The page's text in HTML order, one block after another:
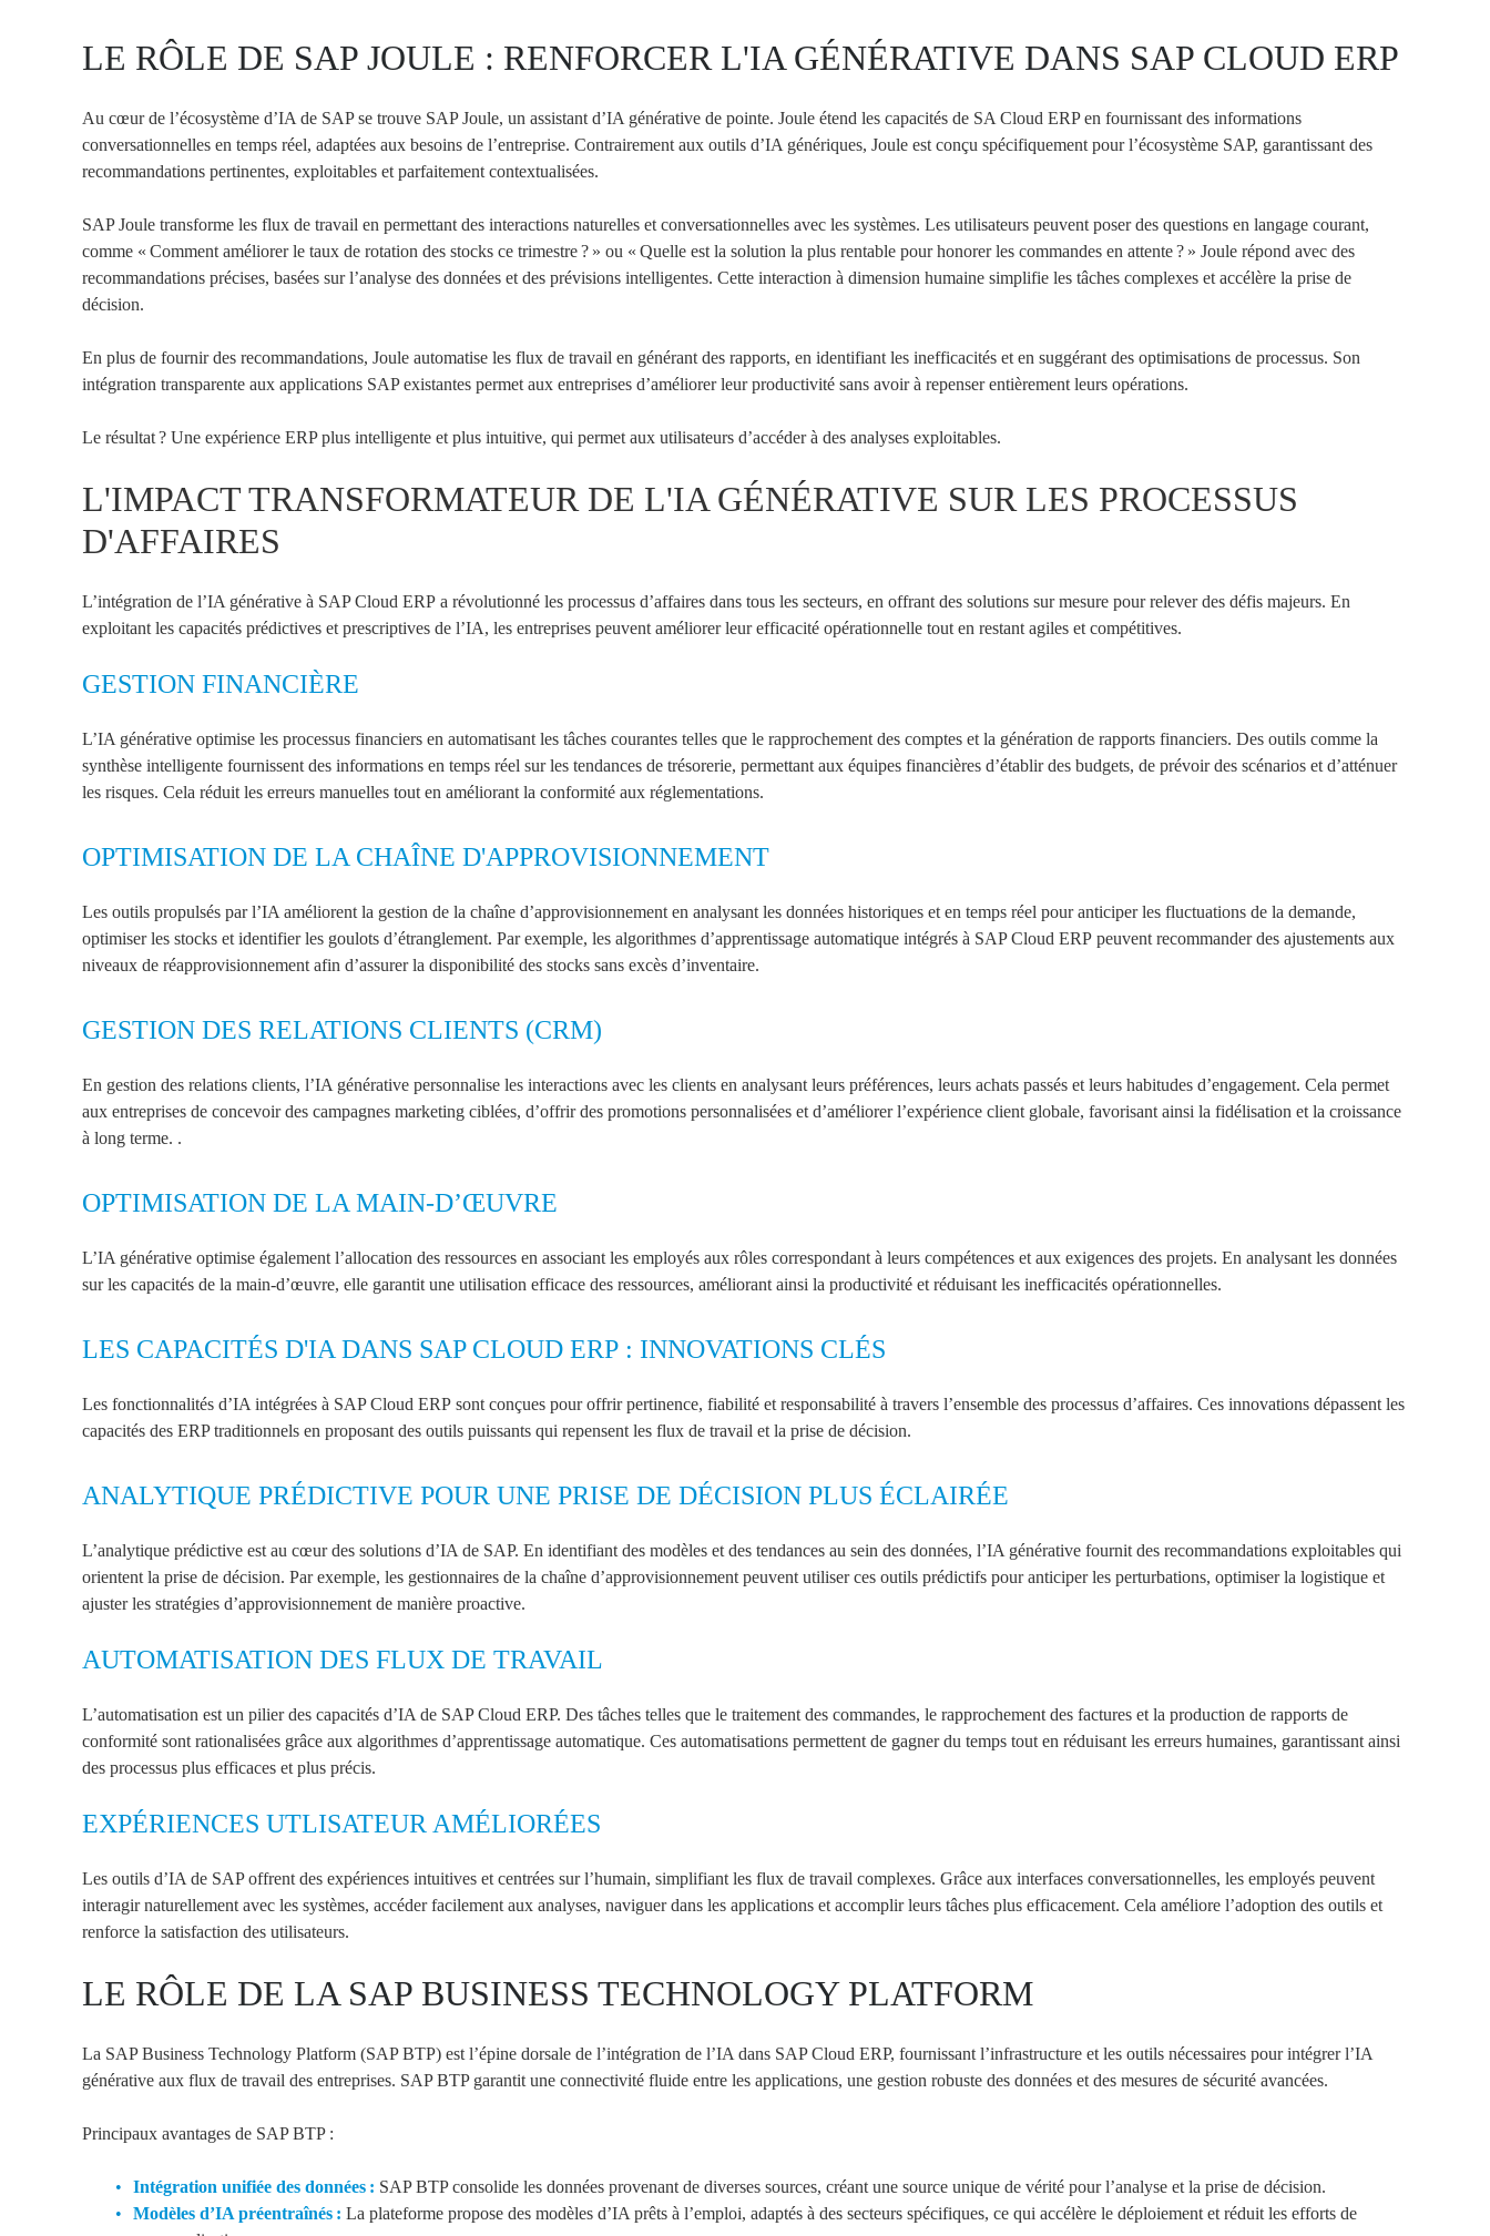
LE RÔLE DE SAP JOULE : RENFORCER L'IA GÉNÉRATIVE DANS SAP CLOUD ERP
Au cœur de l’écosystème d’IA de SAP se trouve SAP Joule, un assistant d’IA générative de pointe. Joule étend les capacités de SA Cloud ERP en fournissant des informations
conversationnelles en temps réel, adaptées aux besoins de l’entreprise. Contrairement aux outils d’IA génériques, Joule est conçu spécifiquement pour l’écosystème SAP, garantissant des
recommandations pertinentes, exploitables et parfaitement contextualisées.
SAP Joule transforme les flux de travail en permettant des interactions naturelles et conversationnelles avec les systèmes. Les utilisateurs peuvent poser des questions en langage courant,
comme « Comment améliorer le taux de rotation des stocks ce trimestre ? » ou « Quelle est la solution la plus rentable pour honorer les commandes en attente ? » Joule répond avec des
recommandations précises, basées sur l’analyse des données et des prévisions intelligentes. Cette interaction à dimension humaine simplifie les tâches complexes et accélère la prise de
décision.
En plus de fournir des recommandations, Joule automatise les flux de travail en générant des rapports, en identifiant les inefficacités et en suggérant des optimisations de processus. Son
intégration transparente aux applications SAP existantes permet aux entreprises d’améliorer leur productivité sans avoir à repenser entièrement leurs opérations.
Le résultat ? Une expérience ERP plus intelligente et plus intuitive, qui permet aux utilisateurs d’accéder à des analyses exploitables.
L'IMPACT TRANSFORMATEUR DE L'IA GÉNÉRATIVE SUR LES PROCESSUS
D'AFFAIRES
L’intégration de l’IA générative à SAPCloud ERP a révolutionné les processus d’affaires dans tous les secteurs, en offrant des solutions sur mesure pour relever des défis majeurs. En
exploitant les capacités prédictives et prescriptives de l’IA, les entreprises peuvent améliorer leur efficacité opérationnelle tout en restant agiles et compétitives.
GESTION FINANCIÈRE
L’IA générative optimise les processus financiers en automatisant les tâches courantes telles que le rapprochement des comptes et la génération de rapports financiers. Des outils comme la
synthèse intelligente fournissent des informations en temps réel sur les tendances de trésorerie, permettant aux équipes financières d’établir des budgets, de prévoir des scénarios et d’atténuer
les risques. Cela réduit les erreurs manuelles tout en améliorant la conformité aux réglementations.
OPTIMISATION DE LA CHAÎNE D'APPROVISIONNEMENT
Les outils propulsés par l’IA améliorent la gestion de la chaîne d’approvisionnement en analysant les données historiques et en temps réel pour anticiper les fluctuations de la demande,
optimiser les stocks et identifier les goulots d’étranglement. Par exemple, les algorithmes d’apprentissage automatique intégrés à SAPCloud ERP peuvent recommander des ajustements aux
niveaux de réapprovisionnement afin d’assurer la disponibilité des stocks sans excès d’inventaire.
GESTION DES RELATIONS CLIENTS (CRM)
En gestion des relations clients, l’IA générative personnalise les interactions avec les clients en analysant leurs préférences, leurs achats passés et leurs habitudes d’engagement. Cela permet
aux entreprises de concevoir des campagnes marketing ciblées, d’offrir des promotions personnalisées et d’améliorer l’expérience client globale, favorisant ainsi la fidélisation et la croissance
à long terme. .
OPTIMISATION DE LA MAIN-D’ŒUVRE
L’IA générative optimise également l’allocation des ressources en associant les employés aux rôles correspondant à leurs compétences et aux exigences des projets. En analysant les données
sur les capacités de la main-d’œuvre, elle garantit une utilisation efficace des ressources, améliorant ainsi la productivité et réduisant les inefficacités opérationnelles.
LES CAPACITÉS D'IA DANS SAP CLOUD ERP : INNOVATIONS CLÉS
Les fonctionnalités d’IA intégrées à SAP Cloud ERP sont conçues pour offrir pertinence, fiabilité et responsabilité à travers l’ensemble des processus d’affaires. Ces innovations dépassent les
capacités des ERP traditionnels en proposant des outils puissants qui repensent les flux de travail et la prise de décision.
ANALYTIQUE PRÉDICTIVE POUR UNE PRISE DE DÉCISION PLUS ÉCLAIRÉE
L’analytique prédictive est au cœur des solutions d’IA de SAP. En identifiant des modèles et des tendances au sein des données, l’IA générative fournit des recommandations exploitables qui
orientent la prise de décision. Par exemple, les gestionnaires de la chaîne d’approvisionnement peuvent utiliser ces outils prédictifs pour anticiper les perturbations, optimiser la logistique et
ajuster les stratégies d’approvisionnement de manière proactive.
AUTOMATISATION DES FLUX DE TRAVAIL
L’automatisation est un pilier des capacités d’IA de SAPCloud ERP. Des tâches telles que le traitement des commandes, le rapprochement des factures et la production de rapports de
conformité sont rationalisées grâce aux algorithmes d’apprentissage automatique. Ces automatisations permettent de gagner du temps tout en réduisant les erreurs humaines, garantissant ainsi
des processus plus efficaces et plus précis.
EXPÉRIENCES UTLISATEUR AMÉLIORÉES
Les outils d’IA de SAP offrent des expériences intuitives et centrées sur l’humain, simplifiant les flux de travail complexes. Grâce aux interfaces conversationnelles, les employés peuvent
interagir naturellement avec les systèmes, accéder facilement aux analyses, naviguer dans les applications et accomplir leurs tâches plus efficacement. Cela améliore l’adoption des outils et
renforce la satisfaction des utilisateurs.
LE RÔLE DE LA SAP BUSINESS TECHNOLOGY PLATFORM
La SAP Business Technology Platform (SAP BTP) est l’épine dorsale de l’intégration de l’IA dans SAPCloud ERP, fournissant l’infrastructure et les outils nécessaires pour intégrer l’IA
générative aux flux de travail des entreprises. SAP BTP garantit une connectivité fluide entre les applications, une gestion robuste des données et des mesures de sécurité avancées.
Principaux avantages de SAP BTP :
Intégration unifiée des données : SAP BTP consolide les données provenant de diverses sources, créant une source unique de vérité pour l’analyse et la prise de décision.
Modèles d’IA préentraînés : La plateforme propose des modèles d’IA prêts à l’emploi, adaptés à des secteurs spécifiques, ce qui accélère le déploiement et réduit les efforts de